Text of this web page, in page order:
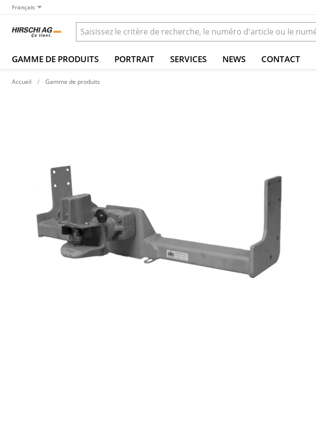
Français
GAMME DE PRODUITS PORTRAIT SERVICES NEWS CONTACT
Accueil Gamme de produits